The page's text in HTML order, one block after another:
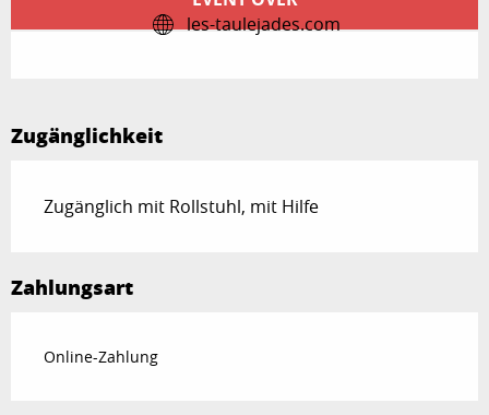
les-taulejades.com
Zugänglichkeit
Zugänglich mit Rollstuhl, mit Hilfe
Zahlungsart
Online-Zahlung